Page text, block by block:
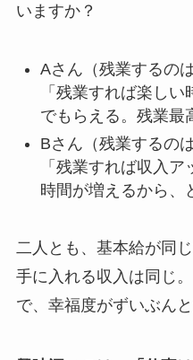
いますか？
Aさん（残業するの
「残業すれば楽し
でもらえる。残業最
Bさん（残業するの
「残業すれば収入
時間が増えるから、
二人とも、基本給が同
手に入れる収入は同じ
で、幸福度がずいぶんと